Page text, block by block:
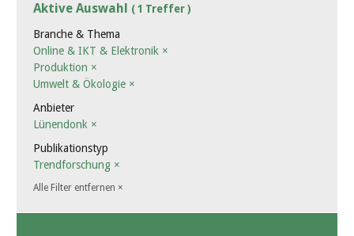
Aktive Auswahl ( 1 Treffer )
Branche & Thema
Online & IKT & Elektronik ×
Produktion ×
Umwelt & Ökologie ×
Anbieter
Lünendonk ×
Publikationstyp
Trendforschung ×
Alle Filter entfernen ×